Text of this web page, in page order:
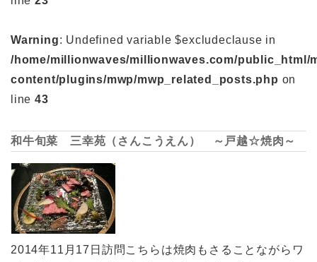
Warning: Undefined variable $excludeclause in
/home/millionwaves/millionwaves.com/public_html/
content/plugins/mwp/mwp_related_posts.php on
line 43
和牛旬菜 三幸苑（さんこうえん） ～戸越☆焼肉～
2014年11月17日訪問こちらは焼肉もさることながらワ